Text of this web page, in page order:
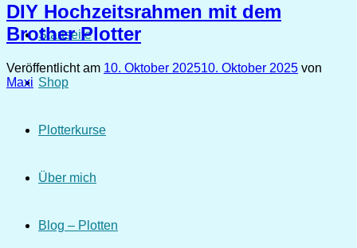
Startseite
Shop
Plotterkurse
Über mich
Blog – Plotten
DIY Hochzeitsrahmen mit dem
Brother Plotter
Veröffentlicht am 10. Oktober 202510. Oktober 2025 von
Maxi